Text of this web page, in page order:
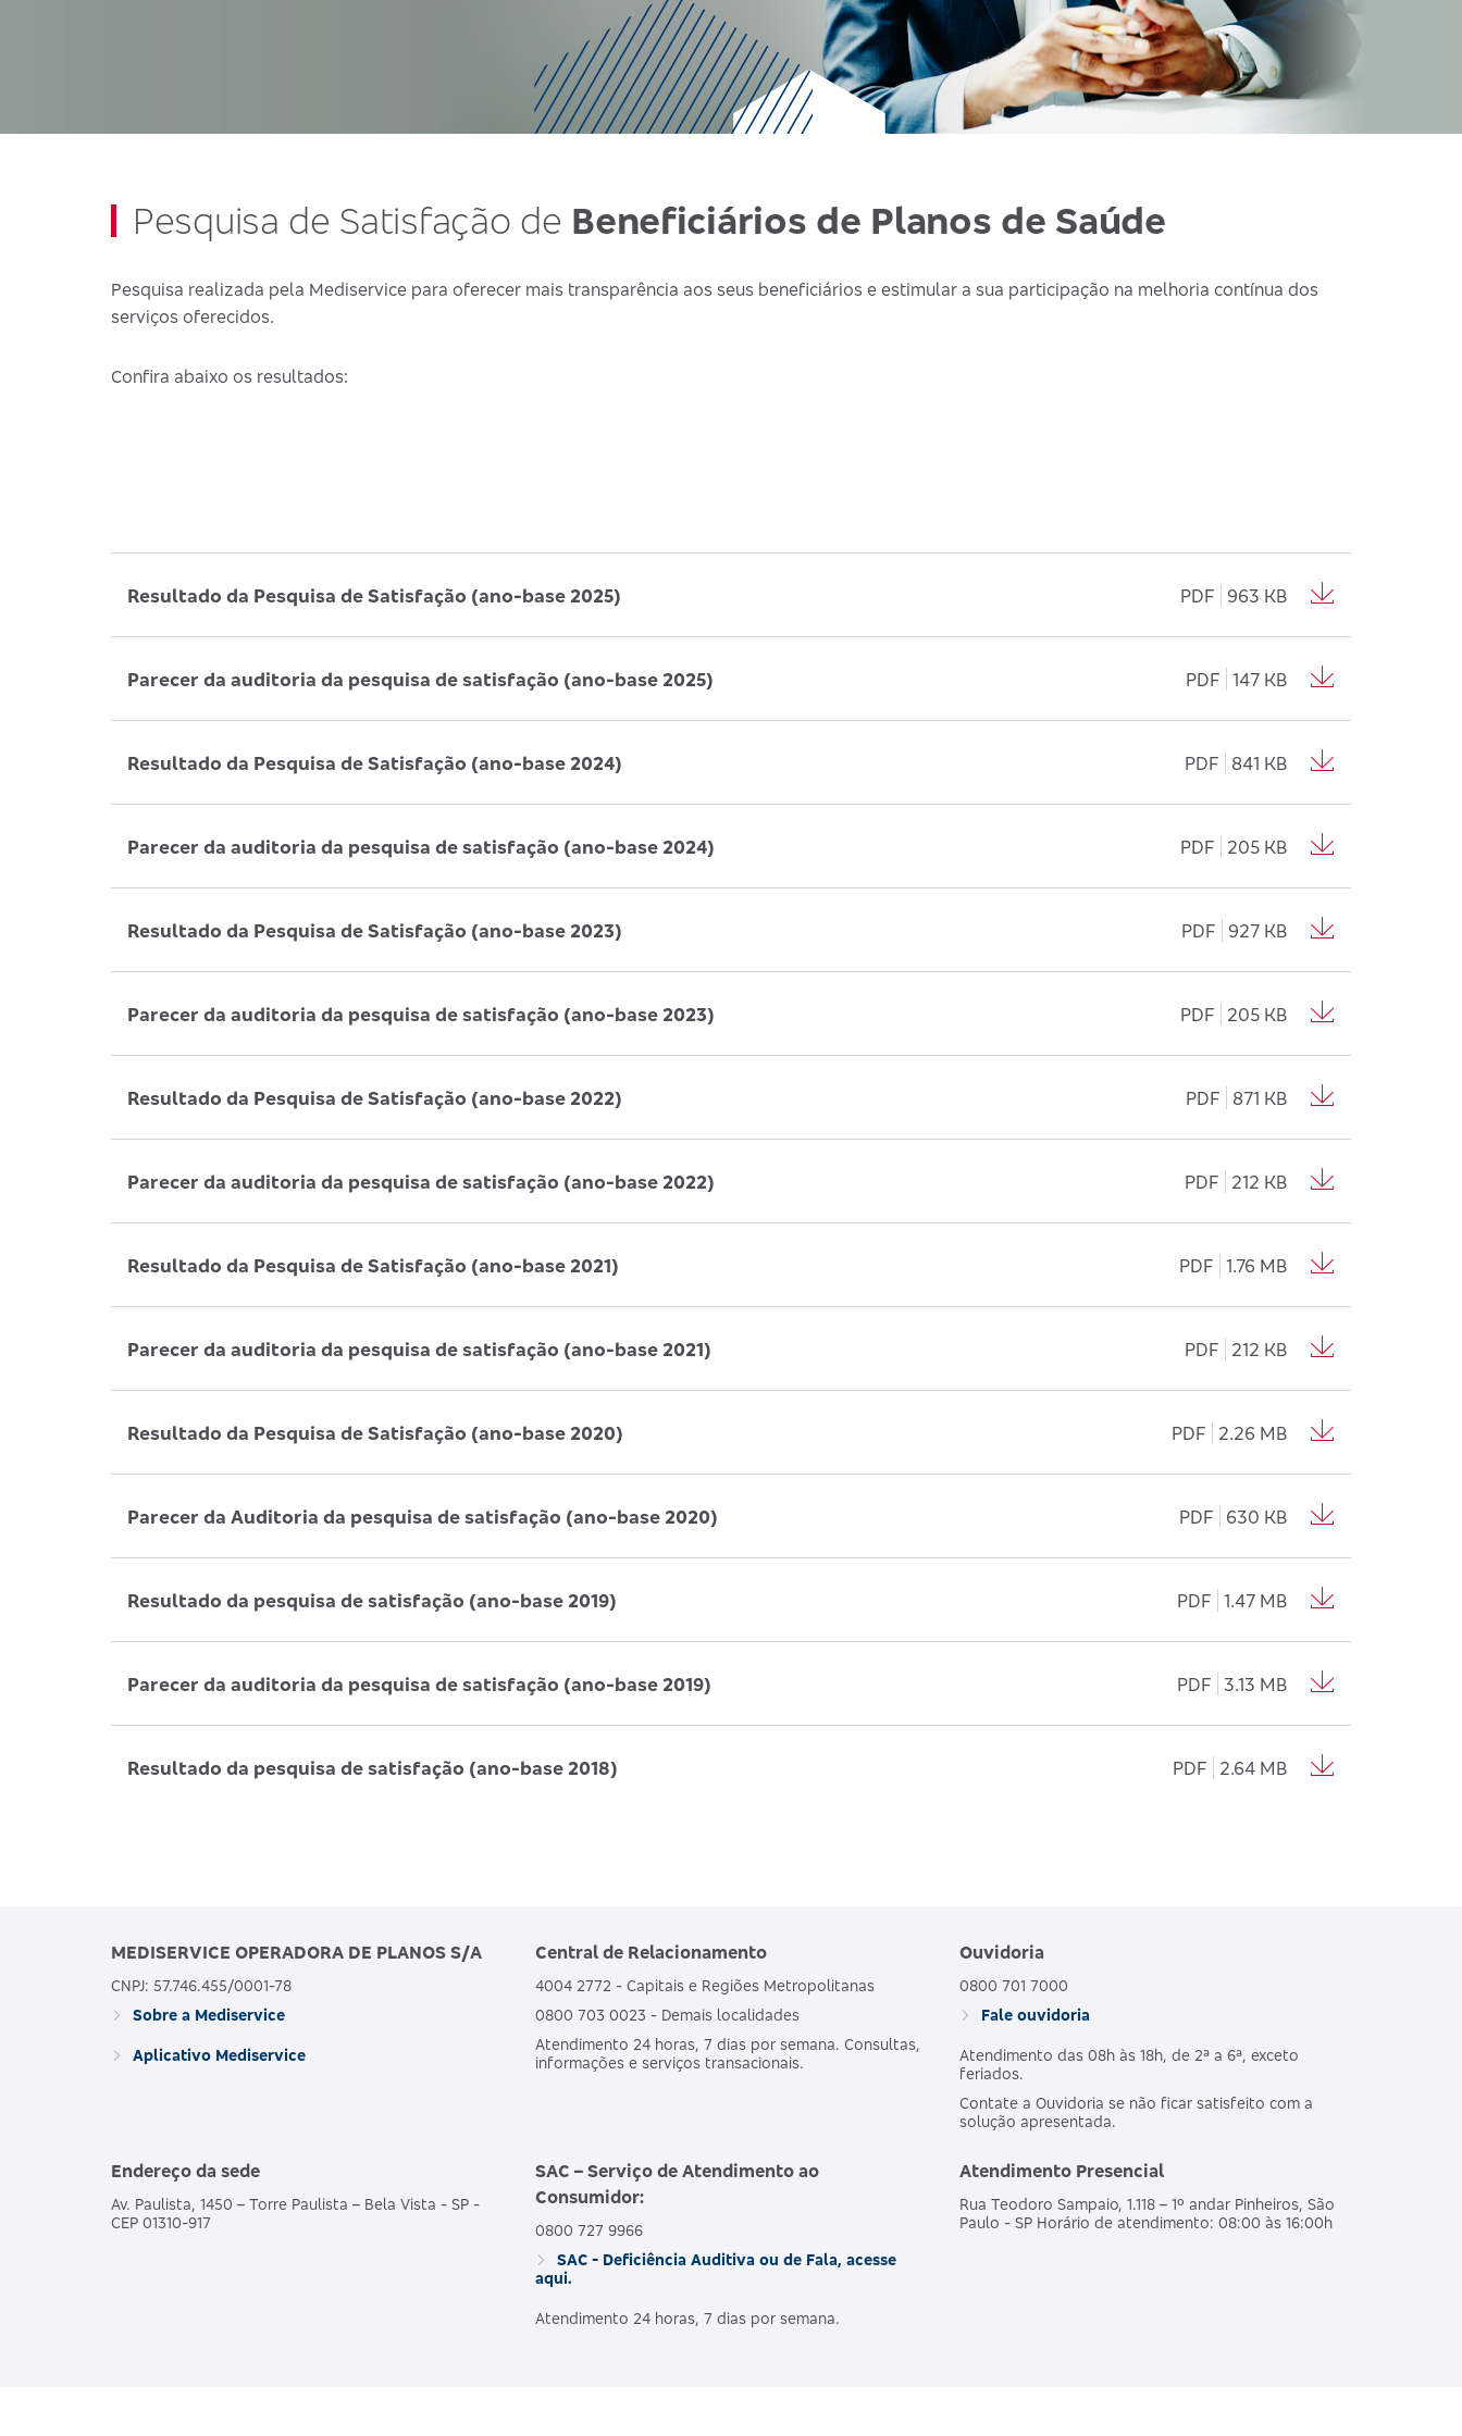
Pesquisa de Satisfação de Beneficiários de Planos de Saúde
Pesquisa realizada pela Mediservice para oferecer mais transparência aos seus beneficiários e estimular a sua participação na melhoria contínua dos
serviços oferecidos.
Confira abaixo os resultados:
Resultado da Pesquisa de Satisfação (ano-base 2025) PDF 963 KB
Parecer da auditoria da pesquisa de satisfação (ano-base 2025) PDF 147 KB
Resultado da Pesquisa de Satisfação (ano-base 2024) PDF 841 KB
Parecer da auditoria da pesquisa de satisfação (ano-base 2024) PDF 205 KB
Resultado da Pesquisa de Satisfação (ano-base 2023) PDF 927 KB
Parecer da auditoria da pesquisa de satisfação (ano-base 2023) PDF 205 KB
Resultado da Pesquisa de Satisfação (ano-base 2022) PDF 871 KB
Parecer da auditoria da pesquisa de satisfação (ano-base 2022) PDF 212 KB
Resultado da Pesquisa de Satisfação (ano-base 2021) PDF 1.76 MB
Parecer da auditoria da pesquisa de satisfação (ano-base 2021) PDF 212 KB
Resultado da Pesquisa de Satisfação (ano-base 2020) PDF 2.26 MB
Parecer da Auditoria da pesquisa de satisfação (ano-base 2020) PDF 630 KB
Resultado da pesquisa de satisfação (ano-base 2019) PDF 1.47 MB
Parecer da auditoria da pesquisa de satisfação (ano-base 2019) PDF 3.13 MB
Resultado da pesquisa de satisfação (ano-base 2018) PDF 2.64 MB
MEDISERVICE OPERADORA DE PLANOS S/A
CNPJ: 57.746.455/0001-78
Sobre a Mediservice
Aplicativo Mediservice
Central de Relacionamento
4004 2772 - Capitais e Regiões Metropolitanas
0800 703 0023 - Demais localidades
Atendimento 24 horas, 7 dias por semana. Consultas,
informações e serviços transacionais.
Ouvidoria
0800 701 7000
Fale ouvidoria
Atendimento das 08h às 18h, de 2ª a 6ª, exceto
feriados.
Contate a Ouvidoria se não ficar satisfeito com a
solução apresentada.
Endereço da sede
Av. Paulista, 1450 – Torre Paulista – Bela Vista - SP -
CEP 01310-917
SAC – Serviço de Atendimento ao
Consumidor:
0800 727 9966
SAC - Deficiência Auditiva ou de Fala, acesse
aqui.
Atendimento 24 horas, 7 dias por semana.
Atendimento Presencial
Rua Teodoro Sampaio, 1.118 – 1º andar Pinheiros, São
Paulo - SP Horário de atendimento: 08:00 às 16:00h